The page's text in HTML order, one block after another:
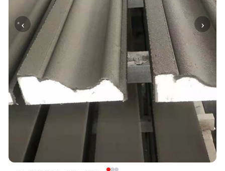
‹ ›